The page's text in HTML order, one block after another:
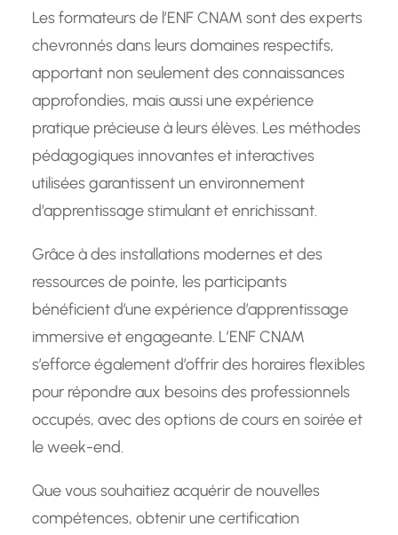
Les formateurs de l’ENF CNAM sont des experts
chevronnés dans leurs domaines respectifs,
apportant non seulement des connaissances
approfondies, mais aussi une expérience
pratique précieuse à leurs élèves. Les méthodes
pédagogiques innovantes et interactives
utilisées garantissent un environnement
d’apprentissage stimulant et enrichissant.
Grâce à des installations modernes et des
ressources de pointe, les participants
bénéficient d’une expérience d’apprentissage
immersive et engageante. L’ENF CNAM
s’efforce également d’offrir des horaires flexibles
pour répondre aux besoins des professionnels
occupés, avec des options de cours en soirée et
le week-end.
Que vous souhaitiez acquérir de nouvelles
compétences, obtenir une certification